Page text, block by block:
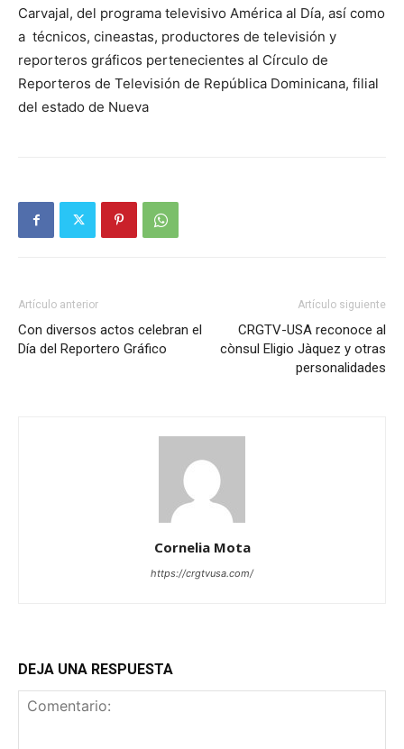
Carvajal, del programa televisivo América al Día, así como
a técnicos, cineastas, productores de televisión y
reporteros gráficos pertenecientes al Círculo de
Reporteros de Televisión de República Dominicana, filial
del estado de Nueva
Artículo anterior
Con diversos actos celebran el
Día del Reportero Gráfico
Artículo siguiente
CRGTV-USA reconoce al
cònsul Eligio Jàquez y otras
personalidades
Cornelia Mota
https://crgtvusa.com/
DEJA UNA RESPUESTA